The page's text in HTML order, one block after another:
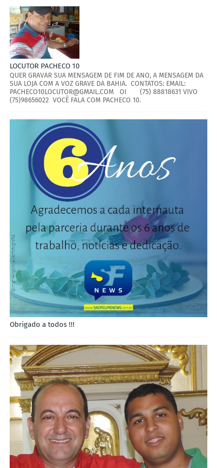
LOCUTOR PACHECO 10
QUER GRAVAR SUA MENSAGEM DE FIM DE ANO, A MENSAGEM DA
SUA LOJA COM A VOZ GRAVE DA BAHIA. CONTATOS: EMAIL:
PACHECO10LOCUTOR@GMAIL.COM OI (75) 88818631 VIVO
(75)98656022 VOCÊ FALA COM PACHECO 10.
Obrigado a todos !!!